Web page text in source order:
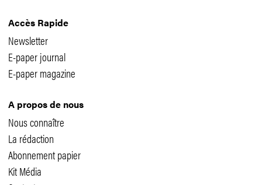
Accès Rapide
Newsletter
E-paper journal
E-paper magazine
A propos de nous
Nous connaître
La rédaction
Abonnement papier
Kit Média